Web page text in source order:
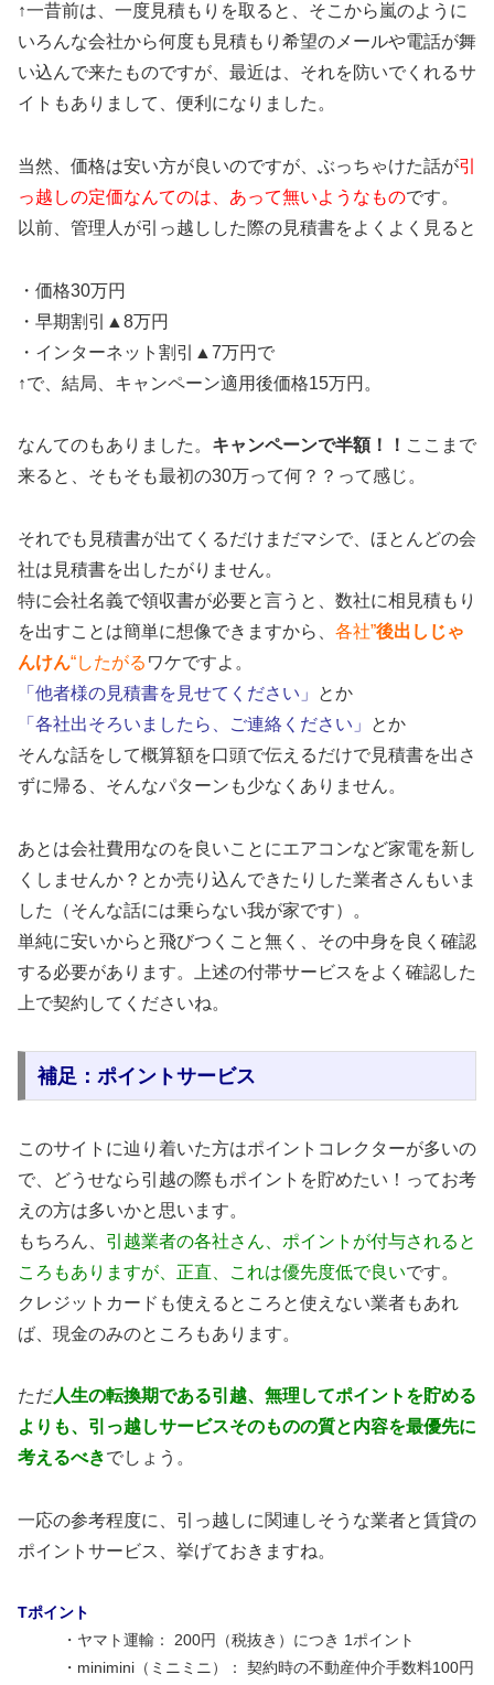
↑一昔前は、一度見積もりを取ると、そこから嵐のように
いろんな会社から何度も見積もり希望のメールや電話が舞
い込んで来たものですが、最近は、それを防いでくれるサ
イトもありまして、便利になりました。
当然、価格は安い方が良いのですが、ぶっちゃけた話が引
っ越しの定価なんてのは、あって無いようなものです。
以前、管理人が引っ越しした際の見積書をよくよく見ると
・価格30万円
・早期割引▲8万円
・インターネット割引▲7万円で
↑で、結局、キャンペーン適用後価格15万円。
なんてのもありました。 キャンペーンで半額！！ ここまで
来ると、そもそも最初の30万って何？？って感じ。
それでも見積書が出てくるだけまだマシで、ほとんどの会
社は見積書を出したがりません。
特に会社名義で領収書が必要と言うと、数社に相見積もり
を出すことは簡単に想像できますから、 各社”後出しじゃ
んけん“したがる ワケですよ。
「他者様の見積書を見せてください」
とか
「各社出そろいましたら、ご連絡ください」
とか
そんな話をして概算額を口頭で伝えるだけで見積書を出さ
ずに帰る、そんなパターンも少なくありません。
あとは会社費用なのを良いことにエアコンなど家電を新し
くしませんか？とか売り込んできたりした業者さんもいま
した（そんな話には乗らない我が家です）。
単純に安いからと飛びつくこと無く、その中身を良く確認
する必要があります。上述の付帯サービスをよく確認した
上で契約してくださいね。
補足：ポイントサービス
このサイトに辿り着いた方はポイントコレクターが多いの
で、どうせなら引越の際もポイントを貯めたい！ってお考
えの方は多いかと思います。
もちろん、 引越業者の各社さん、ポイントが付与されると
ころもありますが、正直、これは優先度低で良いです。
クレジットカードも使えるところと使えない業者もあれ
ば、現金のみのところもあります。
ただ人生の転換期である引越、無理してポイントを貯める
よりも、引っ越しサービスそのものの質と内容を最優先に
考えるべきでしょう。
一応の参考程度に、引っ越しに関連しそうな業者と賃貸の
ポイントサービス、挙げておきますね。
Tポイント
・ヤマト運輸： 200円（税抜き）につき 1ポイント
・minimini（ミニミニ）： 契約時の不動産仲介手数料100円